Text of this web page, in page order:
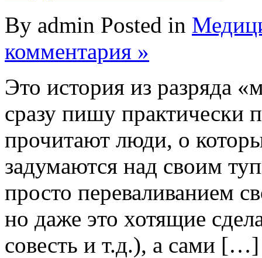
By admin Posted in
комментария »
Это история из разряда
сразу пишу практически
прочитают люди, о
задумаются над своим
просто переваливанием
но даже это хотящие
совесть и т.д.), а сами […]